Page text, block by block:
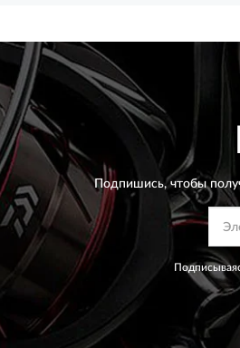
Подпишись, чтобы